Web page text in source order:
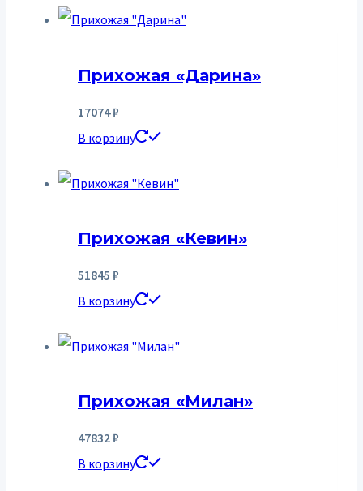
Прихожая «Дарина»
17074₽
В корзину
Прихожая «Кевин»
51845 ₽
В корзину
Прихожая «Милан»
47832₽
В корзину